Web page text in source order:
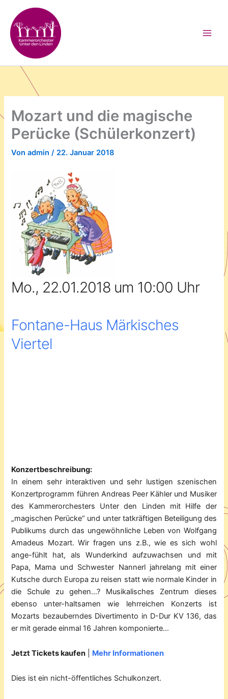
Inhalt
springen
Mozart und die magische
Perücke (Schülerkonzert)
Vonadmin/ 22. Januar 2018
Mo., 22.01.2018 um 10:00 Uhr
Fontane-Haus Märkisches
Viertel
Konzertbeschreibung:
In einem sehr interaktiven und sehr lustigen szenischen
Konzertprogramm führen Andreas Peer Kähler und Musiker
des Kammerorchesters Unter den Linden mit Hilfe der
„magischen Perücke“ und unter tatkräftigen Beteiligung des
Publikums durch das ungewöhnliche Leben von Wolfgang
Amadeus Mozart. Wir fragen uns z.B., wie es sich wohl
ange-fühlt hat, als Wunderkind aufzuwachsen und mit
Papa, Mama und Schwester Nannerl jahrelang mit einer
Kutsche durch Europa zu reisen statt wie normale Kinder in
die Schule zu gehen…? Musikalisches Zentrum dieses
ebenso unter-haltsamen wie lehrreichen Konzerts ist
Mozarts bezauberndes Divertimento in D-Dur KV 136, das
er mit gerade einmal 16 Jahren komponierte…
Jetzt Tickets kaufen Mehr Informationen
Dies ist ein nicht-öffentliches Schulkonzert.